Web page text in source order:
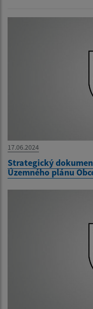
17.06.2024
Strategický
Územného plánu